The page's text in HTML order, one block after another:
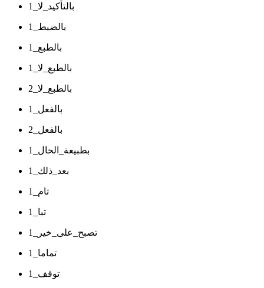
بالتأكيد_لا_1
بالضبط_1
بالطبع_1
بالطبع_لا_1
بالطبع_لا_2
بالفعل_1
بالفعل_2
بطبيعة_الحال_1
بعد_ذلك_1
تام_1
تبا_1
تصبح_على_خير_1
تماما_1
توقف_1